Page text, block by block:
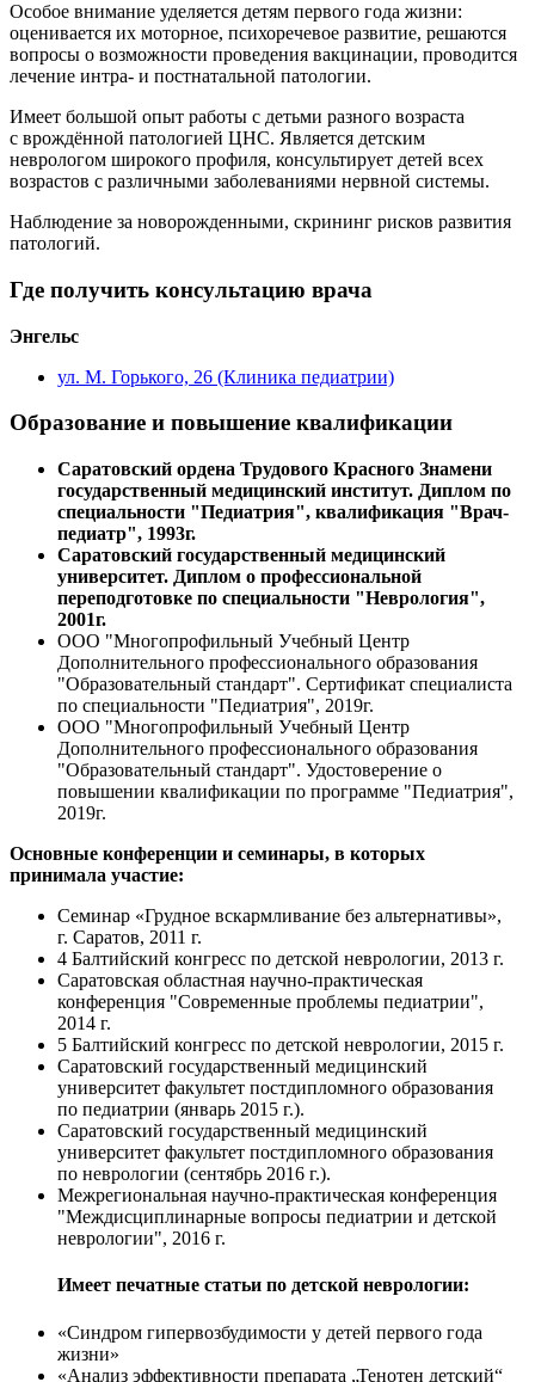
Особое внимание уделяется детям первого года жизни:
оценивается их моторное, психоречевое развитие, решаются
вопросы о возможности проведения вакцинации, проводится
лечение интра- и постнатальной патологии.
Имеет большой опыт работы с детьми разного возраста
с врождённой патологией ЦНС. Является детским
неврологом широкого профиля, консультирует детей всех
возрастов с различными заболеваниями нервной системы.
Наблюдение за новорожденными, скрининг рисков развития
патологий.
Где получить консультацию врача
Энгельс
ул. М. Горького, 26 (Клиника педиатрии)
Образование и повышение квалификации
Саратовский ордена Трудового Красного Знамени
государственный медицинский институт. Диплом по
специальности "Педиатрия", квалификация "Врач-
педиатр", 1993г.
Саратовский государственный медицинский
университет. Диплом о профессиональной
переподготовке по специальности "Неврология",
2001г.
ООО "Многопрофильный Учебный Центр
Дополнительного профессионального образования
"Образовательный стандарт". Сертификат специалиста
по специальности "Педиатрия", 2019г.
ООО "Многопрофильный Учебный Центр
Дополнительного профессионального образования
"Образовательный стандарт". Удостоверение о
повышении квалификации по программе "Педиатрия",
2019г.
Основные конференции и семинары, в которых
принимала участие:
Семинар «Грудное вскармливание без альтернативы»,
г. Саратов, 2011 г.
4 Балтийский конгресс по детской неврологии, 2013 г.
Саратовская областная научно-практическая
конференция "Современные проблемы педиатрии",
2014 г.
5 Балтийский конгресс по детской неврологии, 2015 г.
Саратовский государственный медицинский
университет факультет постдипломного образования
по педиатрии (январь 2015 г.).
Саратовский государственный медицинский
университет факультет постдипломного образования
по неврологии (сентябрь 2016 г.).
Межрегиональная научно-практическая конференция
"Междисциплинарные вопросы педиатрии и детской
неврологии", 2016 г.
Имеет печатные статьи по детской неврологии:
«Синдром гипервозбудимости у детей первого года
жизни»
«Анализ эффективности препарата „Тенотен детский“